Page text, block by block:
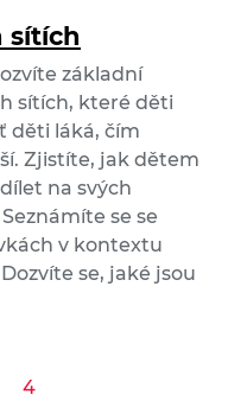
sítích
základní
sítích, které děti
děti láká, čím
Zjistíte, jak dětem
na svých
se se
v kontextu
se, jaké jsou
4